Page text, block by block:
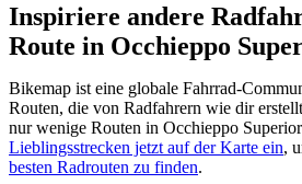
Inspiriere andere
Route in Occhieppo
Bikemap ist eine globale Fahrrad-
Routen, die von Radfahrern wie dir
nur wenige Routen in Occhieppo
Lieblingsstrecken jetzt auf der Karte ein,
besten Radrouten zu finden.